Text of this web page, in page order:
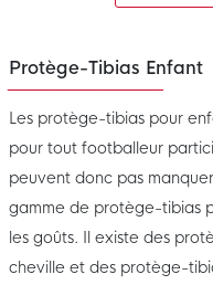
Protège-Tibias Enfant
Les protège-tibias pour
pour tout footballeur
peuvent donc pas
gamme de protège-tibias
les goûts. Il existe des
cheville et des protège-